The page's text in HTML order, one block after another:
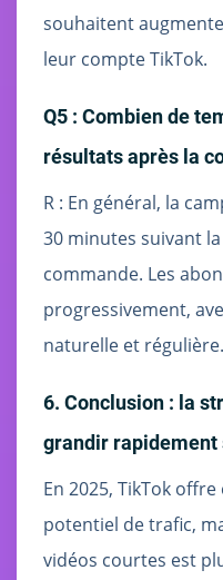
souhaitent
leur compte TikTok.
Q5 : Combien de
résultats après la
R : En général, la
30 minutes suivant
commande. Les
progressivement,
naturelle et régulière.
6. Conclusion : la
grandir rapidement
En 2025, TikTok
potentiel de trafic,
vidéos courtes est